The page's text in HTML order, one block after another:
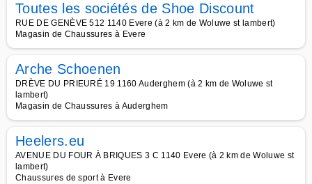
Toutes les sociétés de Shoe Discount
RUE DE GENÈVE 512 1140 Evere (à 2 km de Woluwe st lambert)
Magasin de Chaussures à Evere
Arche Schoenen
DRÈVE DU PRIEURÉ 19 1160 Auderghem (à 2 km de Woluwe st
lambert)
Magasin de Chaussures à Auderghem
Heelers.eu
AVENUE DU FOUR À BRIQUES 3 C 1140 Evere (à 2 km de Woluwe st
lambert)
Chaussures de sport à Evere